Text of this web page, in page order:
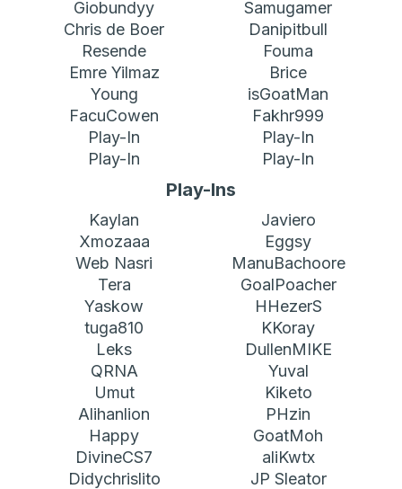
Giobundyy
Samugamer
Chris de Boer
Danipitbull
Resende
Fouma
Emre Yilmaz
Brice
Young
isGoatMan
FacuCowen
Fakhr999
Play-In
Play-In
Play-In
Play-In
Play-Ins
Kaylan
Javiero
Xmozaaa
Eggsy
Web Nasri
ManuBachoore
Tera
GoalPoacher
Yaskow
HHezerS
tuga810
KKoray
Leks
DullenMIKE
QRNA
Yuval
Umut
Kiketo
Alihanlion
PHzin
Happy
GoatMoh
DivineCS7
aliKwtx
Didychrislito
JP Sleator